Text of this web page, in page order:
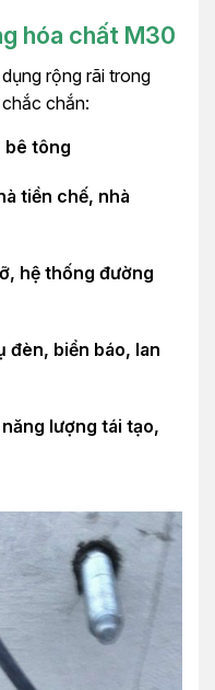
hóa chất M30
rộng rãi trong
chắn:
bê tông
tiền chế, nhà
hệ thống đường
đèn, biển báo, lan
lượng tái tạo,